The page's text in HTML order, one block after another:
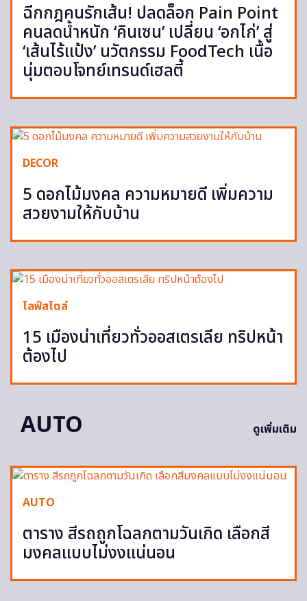
ฉีกกฎคนรักเส้น! ปลดล็อก Pain Point
คนลดน้ำหนัก ‘คินเซน’ เปลี่ยน ‘อกไก่’ สู่
‘เส้นไร้แป้ง’ นวัตกรรม FoodTech เนื้อ
นุ่มตอบโจทย์เทรนด์เฮลตี้
DECOR
5 ดอกไม้มงคล ความหมายดี เพิ่มความ
สวยงามให้กับบ้าน
ไลฟ์สไตล์
15 เมืองน่าเที่ยวทั่วออสเตรเลีย ทริปหน้า
ต้องไป
AUTO ดูเพิ่มเติม
AUTO
ตาราง สีรถถูกโฉลกตามวันเกิด เลือกสี
มงคลแบบไม่งงแน่นอน